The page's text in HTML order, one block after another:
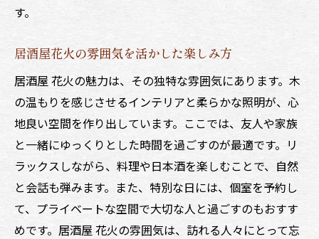
す。
居酒屋花火の雰囲気を活かした楽しみ方
居酒屋 花火の魅力は、その独特な雰囲気にあります。木
の温もりを感じさせるインテリアと柔らかな照明が、心
地良い空間を作り出しています。ここでは、友人や家族
と一緒にゆっくりとした時間を過ごすのが最適です。リ
ラックスしながら、料理や日本酒を楽しむことで、自然
と会話も弾みます。また、特別な日には、個室を予約し
て、プライベートな空間で大切な人と過ごすのもおすす
めです。居酒屋 花火の雰囲気は、訪れる人々にとって忘